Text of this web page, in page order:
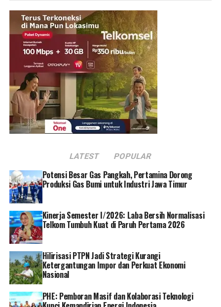
pengisian daya,” kata Darmawan.
Darmawan mengatakan, hingga saat ini total 616 SPKLU
yang tersebar di 237 lokasi di Indonesia dapat di
manfaatkan oleh pengguna kendaraan listrik. Seluruh
SPKLU ini menurutnya, siap melayani pengisian daya
kendaraan listrik saat mudik lebaran.
Sedangkan 9 lokasi SPKLU yang berada di rest area di
sepanjang Tol Trans Jawa diantaranya: Rest Area
Kilometer 519 A (Solo-Ngawi), Rest Area KM 519 B
(Ngawi-Solo), Rest Area KM 389 B (Batang-Semarang),
626 B (Kertosono-Madiun), Rest Area KM 207 A
(Palikanci), Rest Area 208 B (Palikanci), Rest Area KM
10,6 Tol Jagorawi, dan Rest Area KM 6 (Jakarta-
Cikampek).
Selanjutnya, untuk SPKLU di Tol Trans Sumatra yang
bisa digunakan diantaranya; Rest Area KM 20 B
Lampung (Tol Bakauheni–Kayu Agung), Rest Area KM
49 A Lampung–Palembang, Rest Area KM 163 A
Lampung Tengah, Rest Area KM 172 B Tulang Bawang
Barat, Rest Area KM 269 Terpeka (Tol Bakauheni–Kayu
Agung), dan Rest Area KM 277 Terpeka (Tol Bakauheni–
Kayu Agung).
LATEST POPULAR
Potensi Besar Gas Pangkah, Pertamina Dorong
Produksi Gas Bumi untuk Industri Jawa Timur
Kinerja Semester I/2026: Laba Bersih Normalisasi
Telkom Tumbuh Kuat di Paruh Pertama 2026
Hilirisasi PTPN Jadi Strategi Kurangi
Ketergantungan Impor dan Perkuat Ekonomi
Nasional
PHE: Pemboran Masif dan Kolaborasi Teknologi